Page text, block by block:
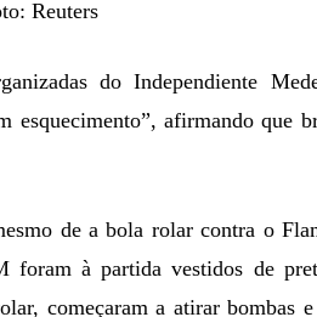
Reuters
do Independiente
esquecimento”, afirmando que
de a bola rolar contra o
foram à partida vestidos de
começaram a atirar bombas